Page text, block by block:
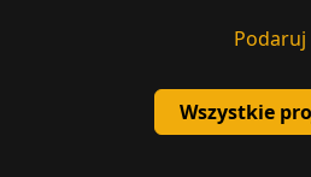
Podaruj
Wszystkie